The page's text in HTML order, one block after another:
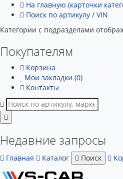
На главную (карточки
Поиск по артикулу / VIN
Категории с подразделами
Покупателям
Корзина
Мои закладки (0)
Контакты
Недавние запросы
Главная Каталог Поиск